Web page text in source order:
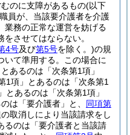
のに支障があるもの(以下
員が、当該要介護者を介護
業務の正常な運営を妨げる
させてはならない。
4号及び第5号を除く。)の規
て準用する。
この場合に
あるのは「次条第1項」
1項」とあるのは「次条第1
とあるのは「次条第1項」
は「要介護者」と、 同項第
取消しにより当該請求をし
るのは「要介護者と当該請